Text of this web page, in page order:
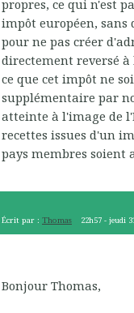
propres, ce qui n'est
impôt européen, sans
pour ne pas créer
directement reversé
ce que cet impôt ne
supplémentaire par
atteinte à l'image de
recettes issues d'un
pays membres soient
Écrit par : Thomas 22h57 -jeudi
Bonjour Thomas,